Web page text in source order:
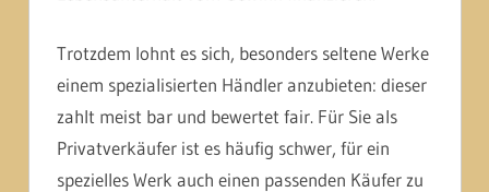
Trotzdem lohnt es sich, besonders seltene Werke
einem spezialisierten Händler anzubieten: dieser
zahlt meist bar und bewertet fair. Für Sie als
Privatverkäufer ist es häufig schwer, für ein
spezielles Werk auch einen passenden Käufer zu